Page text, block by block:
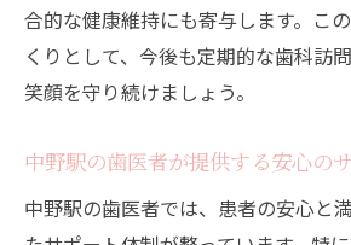
歯の健康を守るために中野駅
由
中野駅の歯医者が選ばれる
中野駅周辺での歯科医院の
アクセスの良さと質の高い
合的な健康維持にも寄与します。こ
くりとして、今後も定期的な歯科訪
笑顔を守り続けましょう。
中野駅の歯医者が提供する安心の
中野駅の歯医者では、患者の安心と